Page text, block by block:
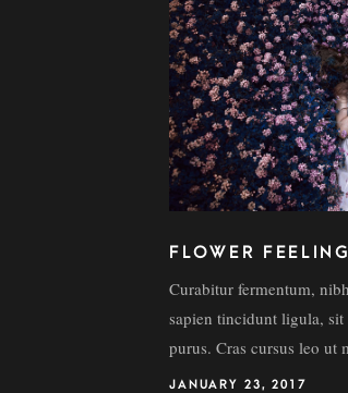
FLOWER
Curabitur fermentum,
sapien tincidunt ligula, sit
purus. Cras cursus leo ut
JANUARY 23, 2017